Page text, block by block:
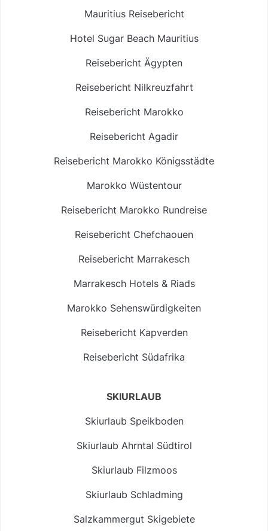
Mauritius Reisebericht
Hotel Sugar Beach Mauritius
Reisebericht Ägypten
Reisebericht Nilkreuzfahrt
Reisebericht Marokko
Reisebericht Agadir
Reisebericht Marokko Königsstädte
Marokko Wüstentour
Reisebericht Marokko Rundreise
Reisebericht Chefchaouen
Reisebericht Marrakesch
Marrakesch Hotels & Riads
Marokko Sehenswürdigkeiten
Reisebericht Kapverden
Reisebericht Südafrika
SKIURLAUB
Skiurlaub Speikboden
Skiurlaub Ahrntal Südtirol
Skiurlaub Filzmoos
Skiurlaub Schladming
Salzkammergut Skigebiete